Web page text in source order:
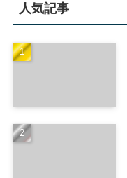
人気記事